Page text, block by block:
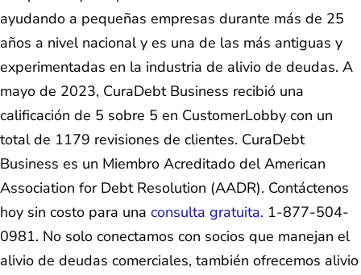
ayudando a pequeñas empresas durante más de 25
años a nivel nacional y es una de las más antiguas y
experimentadas en la industria de alivio de deudas. A
mayo de 2023, CuraDebt Business recibió una
calificación de 5 sobre 5 en CustomerLobby con un
total de 1179 revisiones de clientes. CuraDebt
Business es un Miembro Acreditado del American
Association for Debt Resolution (AADR). Contáctenos
hoy sin costo para una consulta gratuita. 1-877-504-
0981. No solo conectamos con socios que manejan el
alivio de deudas comerciales, también ofrecemos alivio